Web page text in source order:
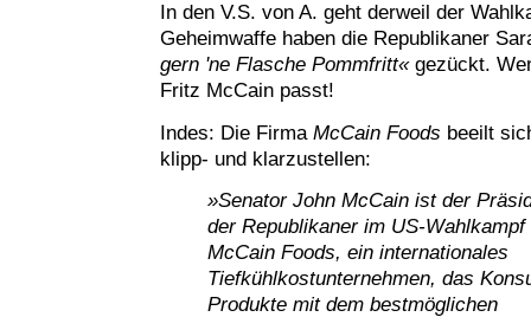
In den V.S. von A. geht derweil der
Geheimwaffe haben die Republikaner
gern 'ne Flasche Pommfritt« gezückt.
Fritz McCain passt!
Indes: Die Firma McCain Foods beeilt
klipp- und klarzustellen:
»Senator John McCain ist der
der Republikaner im US-
McCain Foods, ein internationales
Tiefkühlkostunternehmen, das
Produkte mit dem bestmöglichen